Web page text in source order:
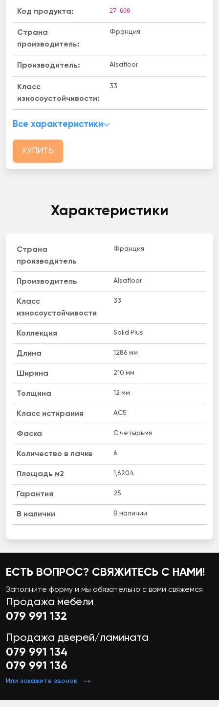
Код продукта: 27-600
Страна
производитель:
Франция
Производитель: Alsafloor
Класс
износоустойчивости:
33
Все характеристики
КУПИТЬ
Характеристики
Страна
производитель
Франция
Производитель Alsafloor
Класс
износоустойчивости
33
Коллекция Solid Plus
Длина 1286 мм
Ширина 210 мм
Толщина 12 мм
Класс истирания AC5
Фаска C четырьмя
Количество в пачке 6
Площадь м2 1,6204
Гарантия 25
B наличии В наличии
ЕСТЬ ВОПРОС? СВЯЖИТЕСЬ С НАМИ!
Заполните форму и мы обязательно с вами свяжемся
Продажа мебели
079 991 132
Продажа дверей/ламината
079 991 134
079 991 136
Или закажите звонок